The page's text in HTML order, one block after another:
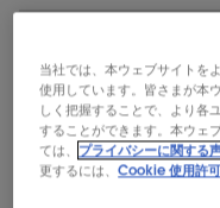
Tableau
Tableau
2 ビデオ - 10 分
当社では、本ウェブサイトを
使用しています。皆さまが本
しく把握することで、より各
することができます。本ウェ
ては、 プライバシーに関する
更するには、Cookie 使用許